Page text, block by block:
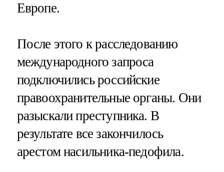
Европе.
После этого к расследованию
международного запроса
подключились российские
правоохранительные органы. Они
разыскали преступника. В
результате все закончилось
арестом насильника-педофила.